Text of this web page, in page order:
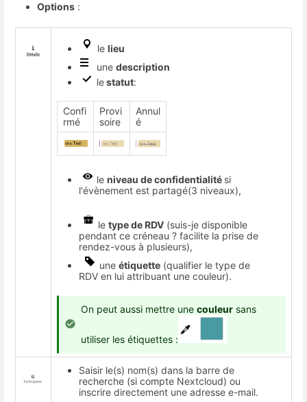
Options :
le lieu
une description
lestatut:
Confi
rmé
Provi
soire
Annul
é
le niveau de confidentialité si
l'évènement est partagé(3 niveaux),
le type de RDV (suis-je disponible
pendant ce créneau ? facilite la prise de
rendez-vous à plusieurs),
une étiquette (qualifier le type de
RDV en lui attribuant une couleur).
On peut aussi mettre une couleur sans
utiliser les étiquettes :
Saisir le(s) nom(s) dans la barre de
recherche (si compte Nextcloud) ou
inscrire directement une adresse e-mail.